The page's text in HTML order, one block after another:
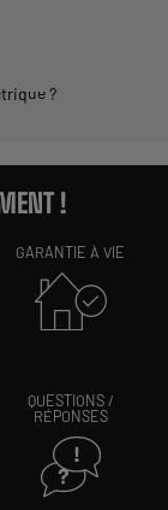
?
!
GARANTIE À VIE
QUESTIONS /
RÉPONSES